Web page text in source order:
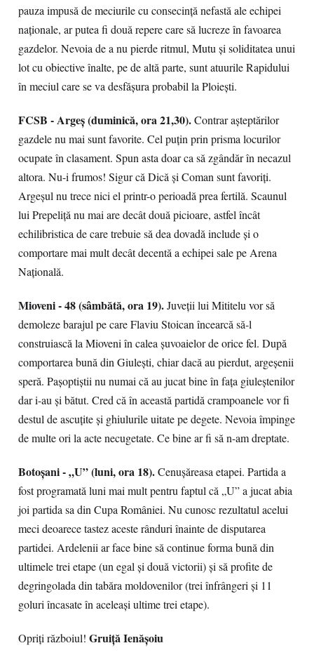
pauza impusă de meciurile cu consecință nefastă ale echipei
naționale, ar putea fi două repere care să lucreze în favoarea
gazdelor. Nevoia de a nu pierde ritmul, Mutu și soliditatea unui
lot cu obiective înalte, pe de altă parte, sunt atuurile Rapidului
în meciul care se va desfășura probabil la Ploiești.
FCSB - Argeș (duminică, ora 21,30).Contrar așteptărilor
gazdele nu mai sunt favorite. Cel puțin prin prisma locurilor
ocupate în clasament. Spun asta doar ca să zgândăr în necazul
altora. Nu-i frumos! Sigur că Dică și Coman sunt favoriți.
Argeșul nu trece nici el printr-o perioadă prea fertilă. Scaunul
lui Prepeliță nu mai are decât două picioare, astfel încât
echilibristica de care trebuie să dea dovadă include și o
comportare mai mult decât decentă a echipei sale pe Arena
Națională.
Mioveni - 48 (sâmbătă, ora 19).Juveții lui Mititelu vor să
demoleze barajul pe care Flaviu Stoican încearcă să-l
construiască la Mioveni în calea șuvoaielor de orice fel. După
comportarea bună din Giulești, chiar dacă au pierdut, argeșenii
speră. Pașoptiștii nu numai că au jucat bine în fața giuleștenilor
dar i-au și bătut. Cred că în această partidă crampoanele vor fi
destul de ascuțite și ghiulurile uitate pe degete. Nevoia împinge
de multe ori la acte necugetate. Ce bine ar fi să n-am dreptate.
Botoșani - „U” (luni, ora 18).Cenușăreasa etapei. Partida a
fost programată luni mai mult pentru faptul că „U” a jucat abia
joi partida sa din Cupa României. Nu cunosc rezultatul acelui
meci deoarece tastez aceste rânduri înainte de disputarea
partidei. Ardelenii ar face bine să continue forma bună din
ultimele trei etape (un egal și două victorii) și să profite de
degringolada din tabăra moldovenilor (trei înfrângeri și 11
goluri încasate în aceleași ultime trei etape).
Opriți războiul! Gruiță Ienășoiu